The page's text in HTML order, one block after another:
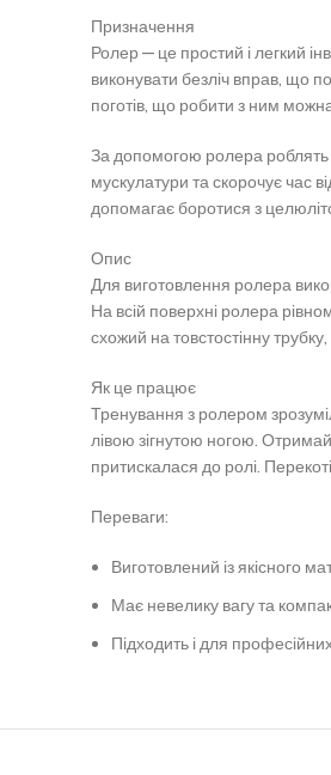
Призначення
Ролер — це простий і легкий
виконувати безліч вправ, що
поготів, що робити з ним
За допомогою ролера роблять
мускулатури та скорочує час
допомагає боротися з
Опис
Для виготовлення ролера
На всій поверхні ролера
схожий на товстостінну
Як це працює
Тренування з ролером
лівою зігнутою ногою.
притискалася до ролі.
Переваги:
Виготовлений із якісного
Має невелику вагу та
Підходить і для